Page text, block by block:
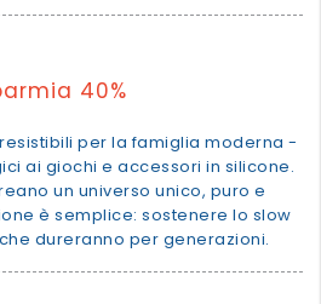
40%
per la famiglia moderna -
ai giochi e accessori in silicone.
un universo unico, puro e
è semplice: sostenere lo slow
dureranno per generazioni.